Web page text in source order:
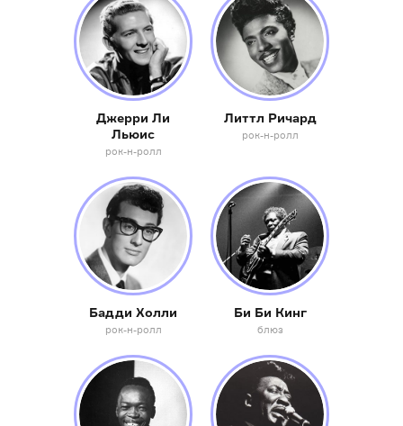
Джерри Ли
Льюис
рок-н-ролл
Литтл Ричард
рок-н-ролл
Бадди Холли
рок-н-ролл
Би Би Кинг
блюз